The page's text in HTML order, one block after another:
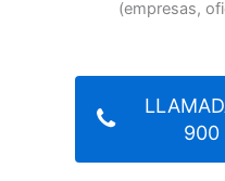
(empresas,
900